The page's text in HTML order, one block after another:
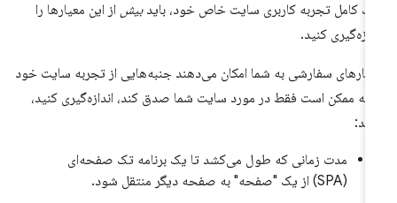
کامل تجربه کاربری سایت خاص خود، بایدبیشاز این معیارها را
کنید.
سفارشی به شما امکان می‌دهند جنبه‌هایی از تجربه سایت خود
که ممکن است فقط در مورد سایت شما صدق کند، اندازه‌گیری کنید،
مدت زمانی که طول می‌کشد تا یک برنامه تک صفحه‌ای